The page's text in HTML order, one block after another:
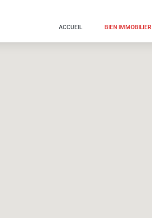
ACCUEIL BIEN IMMOBILIER